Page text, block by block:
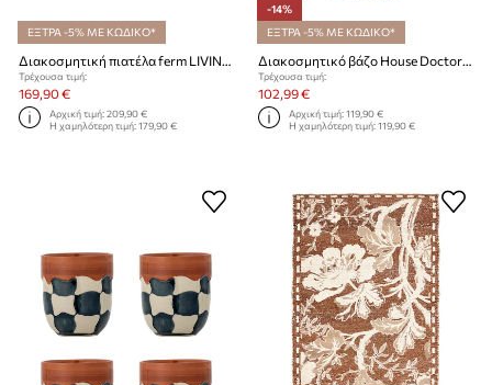
ΕΞΤΡΑ -5% ΜΕ ΚΩΔΙΚΟ*
Διακοσμητική πιατέλα ferm LIVING Damo Glass Centrepiece 21 cm
Τρέχουσα τιμή:
169,90 €
Αρχική τιμή:209,90 €
Η χαμηλότερη τιμή:179,90 €
-14%
ΕΞΤΡΑ -5% ΜΕ ΚΩΔΙΚΟ*
Διακοσμητικό βάζο House Doctor HDFlood 33 cm
Τρέχουσα τιμή:
102,99 €
Αρχική τιμή:119,90 €
Η χαμηλότερη τιμή:119,90 €